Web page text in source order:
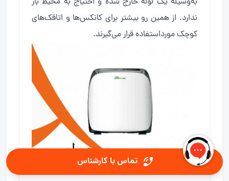
ندارد. از همین رو بیشتر برای کانکس‌ها و اتاقک‌های
کوچک مورداستفاده قرار می‌گیرند.
تماس با کارشناس